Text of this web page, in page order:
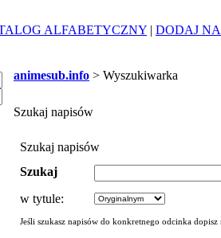
ALFABETYCZNY | DODAJ
animesub.info > Wyszukiwarka
Szukaj napisów
Szukaj napisów
Szukaj
w tytule:
Jeśli szukasz napisów do konkretnego odcinka